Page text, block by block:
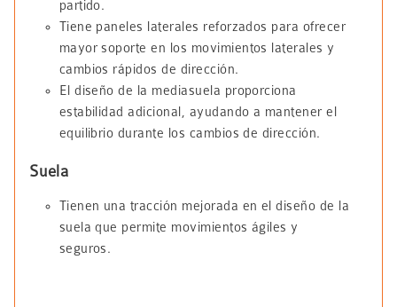
partido.
Tiene paneles laterales reforzados para ofrecer
mayor soporte en los movimientos laterales y
cambios rápidos de dirección.
El diseño de la mediasuela proporciona
estabilidad adicional, ayudando a mantener el
equilibrio durante los cambios de dirección.
Suela
Tienen una tracción mejorada en el diseño de la
suela que permite movimientos ágiles y
seguros.